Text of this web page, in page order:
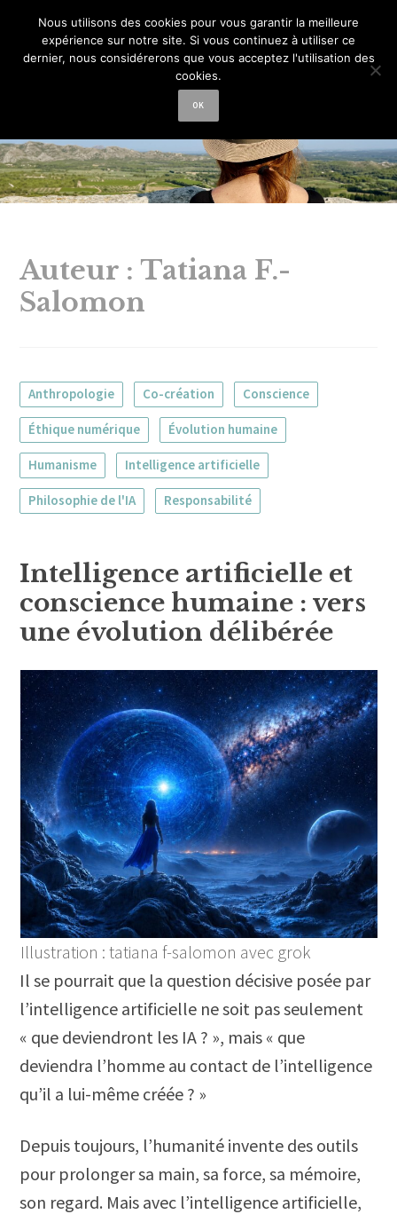
La femme aux
semelles de vent
Auteur : Tatiana F.-
Salomon
Anthropologie Co-création Conscience
Éthique numérique Évolution humaine
Humanisme Intelligence artificielle
Philosophie de l'IA Responsabilité
Intelligence artificielle et
conscience humaine : vers
une évolution délibérée
Illustration : tatiana f-salomon avec grok
Il se pourrait que la question décisive posée par
l’intelligence artificielle ne soit pas seulement
« que deviendront les IA ? », mais « que
deviendra l’homme au contact de l’intelligence
qu’il a lui-même créée ? »
Depuis toujours, l’humanité invente des outils
pour prolonger sa main, sa force, sa mémoire,
son regard. Mais avec l’intelligence artificielle,
Nous utilisons des cookies pour vous garantir la meilleure
expérience sur notre site. Si vous continuez à utiliser ce
dernier, nous considérerons que vous acceptez l'utilisation des
cookies.
OK